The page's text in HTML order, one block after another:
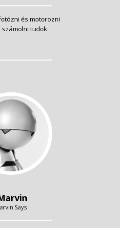
és motorozni
számolni tudok.
Says